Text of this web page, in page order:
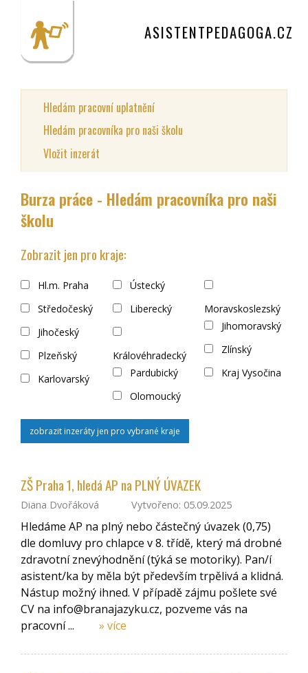
ASISTENTPEDAGOGA.CZ
Hledám pracovní uplatnění
Hledám pracovníka pro naši školu
Vložit inzerát
Burza práce - Hledám pracovníka pro naši
školu
Zobrazit jen pro kraje:
Hl.m. Praha
Středočeský
Jihočeský
Plzeňský
Karlovarský
Ústecký
Liberecký
Královéhradecký
Pardubický
Olomoucký
Moravskoslezský
Jihomoravský
Zlínský
Kraj Vysočina
zobrazit inzeráty jen pro vybrané kraje
ZŠ Praha 1, hledá AP na PLNÝ ÚVAZEK
Diana Dvořáková Vytvořeno: 05.09.2025
Hledáme AP na plný nebo částečný úvazek (0,75)
dle domluvy pro chlapce v 8. třídě, který má drobné
zdravotní znevýhodnění (týká se motoriky). Pan/í
asistent/ka by měla být především trpělivá a klidná.
Nástup možný ihned. V případě zájmu pošlete své
CV na info@branajazyku.cz, pozveme vás na
pracovní ...
» více